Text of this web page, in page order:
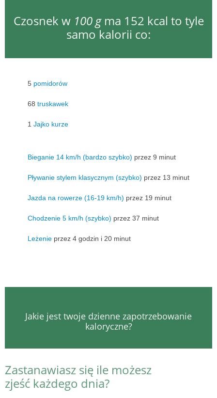
Czosnek w 100 gma 152 kcal to tyle
samo kalorii co:
5 pomidorów
68 truskawek
1 Jajko kurze
Bieganie 14 km/h (bardzo szybko) przez 9 minut
Pływanie stylem klasycznym (szybko) przez 13 minut
Jazda na rowerze (16-19 km/h) przez 19 minut
Chodzenie 5 km/h (szybko) przez 37 minut
Leżenie przez 4 godzin i 20 minut
Jakie jest twoje dzienne zapotrzebowanie
kaloryczne?
Zastanawiasz się ile możesz
zjeść każdego dnia?